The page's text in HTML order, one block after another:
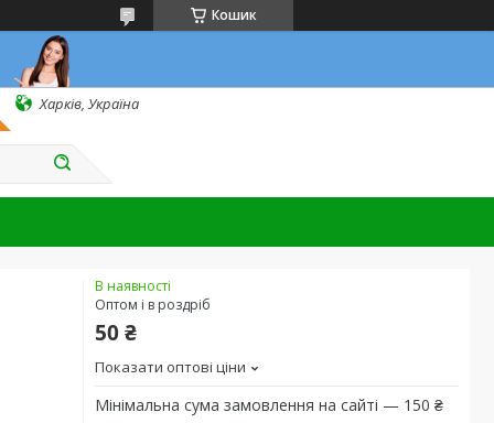
Кошик
Харків, Україна
В наявності
Оптом і в роздріб
50 ₴
Показати оптові ціни
Мінімальна сума замовлення на сайті — 150 ₴